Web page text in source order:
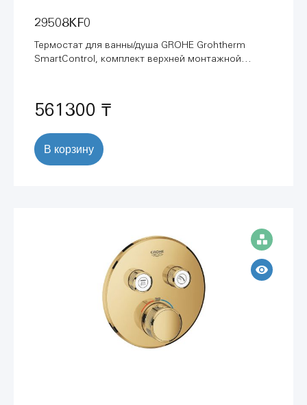
29508KF0
Термостат для ванны/душа GROHE Grohtherm
SmartControl, комплект верхней монтажной
561300 ₸
В корзину